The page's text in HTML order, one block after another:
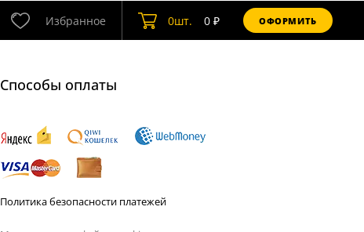
Избранное 0шт. 0₽ ОФОРМИТЬ
Способы оплаты
Политика безопасности платежей